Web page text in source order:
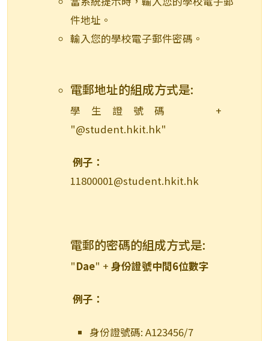
件地址。
輸入您的學校電子郵件密碼。
電郵地址的組成方式是:
學生證號碼 +
"@student.hkit.hk"
例子：
11800001@student.hkit.hk
電郵的密碼的組成方式是:
"Dae" + 身份證號中間6位數字
例子：
身份證號碼: A123456/7